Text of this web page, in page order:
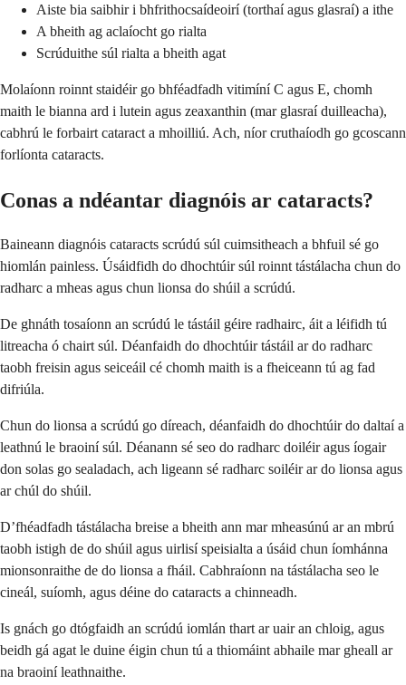
Aiste bia saibhir i bhfrithocsaídeoirí (torthaí agus glasraí) a ithe
A bheith ag aclaíocht go rialta
Scrúduithe súl rialta a bheith agat
Molaíonn roinnt staidéir go bhféadfadh vitimíní C agus E, chomh
maith le bianna ard i lutein agus zeaxanthin (mar glasraí duilleacha),
cabhrú le forbairt cataract a mhoilliú. Ach, níor cruthaíodh go gcoscann
forlíonta cataracts.
Conas a ndéantar diagnóis ar cataracts?
Baineann diagnóis cataracts scrúdú súl cuimsitheach a bhfuil sé go
hiomlán painless. Úsáidfidh do dhochtúir súl roinnt tástálacha chun do
radharc a mheas agus chun lionsa do shúil a scrúdú.
De ghnáth tosaíonn an scrúdú le tástáil géire radhairc, áit a léifidh tú
litreacha ó chairt súl. Déanfaidh do dhochtúir tástáil ar do radharc
taobh freisin agus seiceáil cé chomh maith is a fheiceann tú ag fad
difriúla.
Chun do lionsa a scrúdú go díreach, déanfaidh do dhochtúir do daltaí a
leathnú le braoiní súl. Déanann sé seo do radharc doiléir agus íogair
don solas go sealadach, ach ligeann sé radharc soiléir ar do lionsa agus
ar chúl do shúil.
D’fhéadfadh tástálacha breise a bheith ann mar mheasúnú ar an mbrú
taobh istigh de do shúil agus uirlisí speisialta a úsáid chun íomhánna
mionsonraithe de do lionsa a fháil. Cabhraíonn na tástálacha seo le
cineál, suíomh, agus déine do cataracts a chinneadh.
Is gnách go dtógfaidh an scrúdú iomlán thart ar uair an chloig, agus
beidh gá agat le duine éigin chun tú a thiomáint abhaile mar gheall ar
na braoiní leathnaithe.